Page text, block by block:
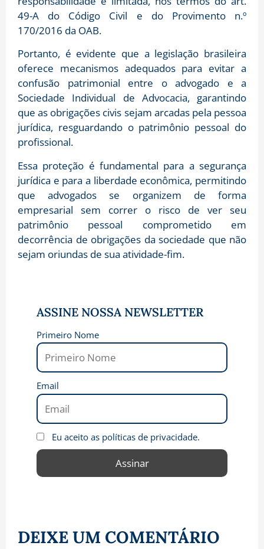
49-A do Código Civil e do Provimento n.º
170/2016 da OAB.
Portanto, é evidente que a legislação brasileira
oferece mecanismos adequados para evitar a
confusão patrimonial entre o advogado e a
Sociedade Individual de Advocacia, garantindo
que as obrigações civis sejam arcadas pela pessoa
jurídica, resguardando o patrimônio pessoal do
profissional.
Essa proteção é fundamental para a segurança
jurídica e para a liberdade econômica, permitindo
que advogados se organizem de forma
empresarial sem correr o risco de ver seu
patrimônio pessoal comprometido em
decorrência de obrigações da sociedade que não
sejam oriundas de sua atividade-fim.
ASSINE NOSSA NEWSLETTER
Primeiro Nome
Email
Eu aceito as políticas de privacidade.
DEIXE UM COMENTÁRIO